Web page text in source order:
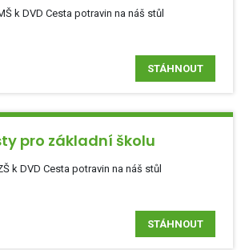
k DVD Cesta potravin na náš stůl
STÁHNOUT
pro základní školu
k DVD Cesta potravin na náš stůl
STÁHNOUT